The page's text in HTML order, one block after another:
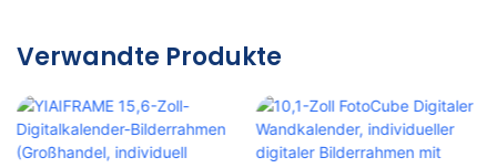
Verwandte Produkte